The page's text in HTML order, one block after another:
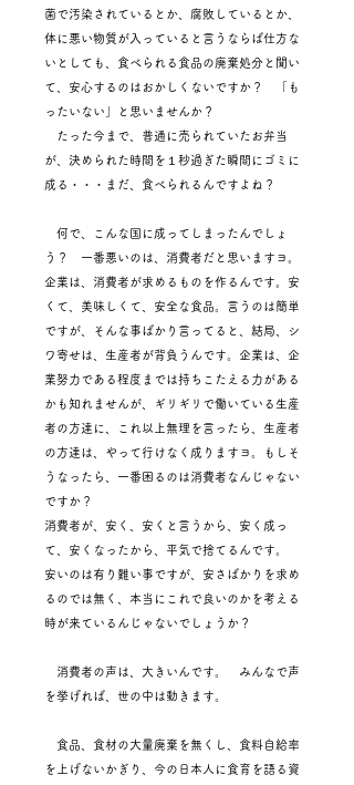
菌で汚染されているとか、腐敗しているとか、
体に悪い物質が入っていると言うならば仕方な
いとしても、食べられる食品の廃棄処分と聞い
て、安心するのはおかしくないですか？ 「も
ったいない」と思いませんか？
たった今まで、普通に売られていたお弁当
が、決められた時間を１秒過ぎた瞬間にゴミに
成る・・・まだ、食べられるんですよね？
何で、こんな国に成ってしまったんでしょ
う？ 一番悪いのは、消費者だと思いますヨ。
企業は、消費者が求めるものを作るんです。安
くて、美味しくて、安全な食品。言うのは簡単
ですが、そんな事ばかり言ってると、結局、シ
ワ寄せは、生産者が背負うんです。企業は、企
業努力である程度までは持ちこたえる力がある
かも知れませんが、ギリギリで働いている生産
者の方達に、これ以上無理を言ったら、生産者
の方達は、やって行けなく成りますヨ。もしそ
うなったら、一番困るのは消費者なんじゃない
ですか？
消費者が、安く、安くと言うから、安く成っ
て、安くなったから、平気で捨てるんです。
安いのは有り難い事ですが、安さばかりを求め
るのでは無く、本当にこれで良いのかを考える
時が来ているんじゃないでしょうか？
消費者の声は、大きいんです。 みんなで声
を挙げれば、世の中は動きます。
食品、食材の大量廃棄を無くし、食料自給率
を上げないかぎり、今の日本人に食育を語る資